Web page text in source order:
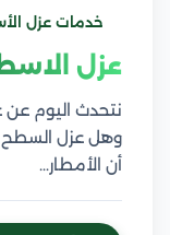
خدمات عزل
عزل
نتحدث اليوم عن
وهل عزل السطح
أن الأمطار…